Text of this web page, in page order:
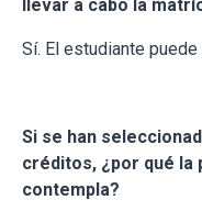
llevar a cabo la
Sí. El estudiante
Si se han
créditos, ¿por qué la
contempla?